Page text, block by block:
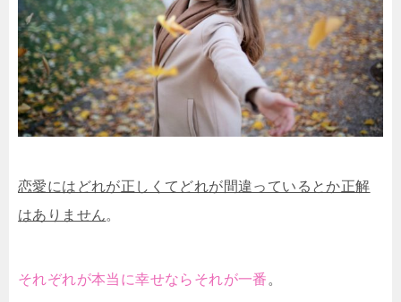
恋愛にはどれが正しくてどれが間違っているとか正解
はありません。
それぞれが本当に幸せならそれが一番 。